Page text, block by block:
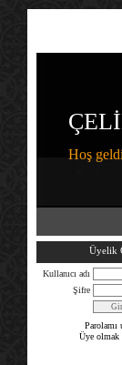
Hoş
Üyelik
Kullanıcı adı
Şifre
Parolamı
Üye olmak